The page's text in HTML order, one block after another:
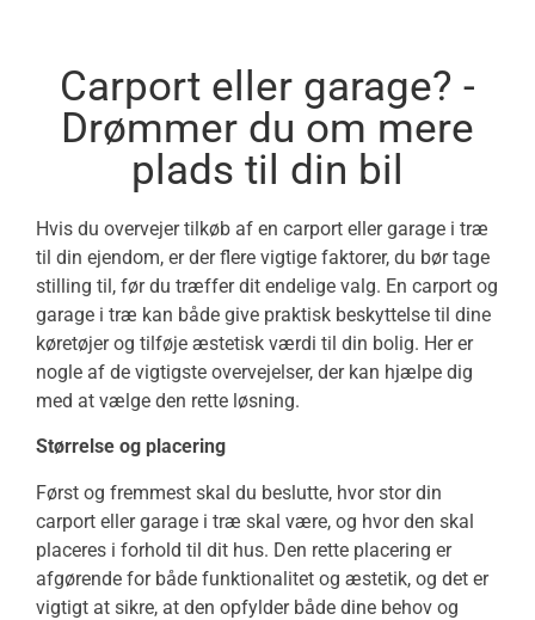
Carport eller garage? -
Drømmer du om mere
plads til din bil
Hvis du overvejer tilkøb af en carport eller garage i træ
til din ejendom, er der flere vigtige faktorer, du bør tage
stilling til, før du træffer dit endelige valg. En carport og
garage i træ kan både give praktisk beskyttelse til dine
køretøjer og tilføje æstetisk værdi til din bolig. Her er
nogle af de vigtigste overvejelser, der kan hjælpe dig
med at vælge den rette løsning.
Størrelse og placering
Først og fremmest skal du beslutte, hvor stor din
carport eller garage i træ skal være, og hvor den skal
placeres i forhold til dit hus. Den rette placering er
afgørende for både funktionalitet og æstetik, og det er
vigtigt at sikre, at den opfylder både dine behov og